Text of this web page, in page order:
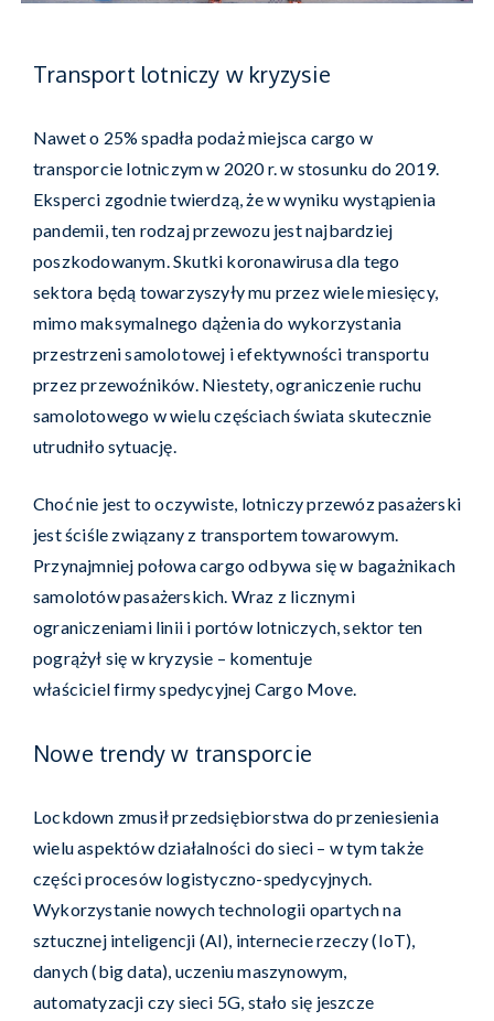
Transport lotniczy w kryzysie
Nawet o 25% spadła podaż miejsca cargo w
transporcie lotniczym w 2020 r. w stosunku do 2019.
Eksperci zgodnie twierdzą, że w wyniku wystąpienia
pandemii, ten rodzaj przewozu jest najbardziej
poszkodowanym. Skutki koronawirusa dla tego
sektora będą towarzyszyły mu przez wiele miesięcy,
mimo maksymalnego dążenia do wykorzystania
przestrzeni samolotowej i efektywności transportu
przez przewoźników. Niestety, ograniczenie ruchu
samolotowego w wielu częściach świata skutecznie
utrudniło sytuację.
Choć nie jest to oczywiste, lotniczy przewóz pasażerski
jest ściśle związany z transportem towarowym.
Przynajmniej połowa cargo odbywa się w bagażnikach
samolotów pasażerskich. Wraz z licznymi
ograniczeniami linii i portów lotniczych, sektor ten
pogrążył się w kryzysie – komentuje
właściciel firmy spedycyjnej Cargo Move.
Nowe trendy w transporcie
Lockdown zmusił przedsiębiorstwa do przeniesienia
wielu aspektów działalności do sieci – w tym także
części procesów logistyczno-spedycyjnych.
Wykorzystanie nowych technologii opartych na
sztucznej inteligencji (AI), internecie rzeczy (IoT),
danych (big data), uczeniu maszynowym,
automatyzacji czy sieci 5G, stało się jeszcze